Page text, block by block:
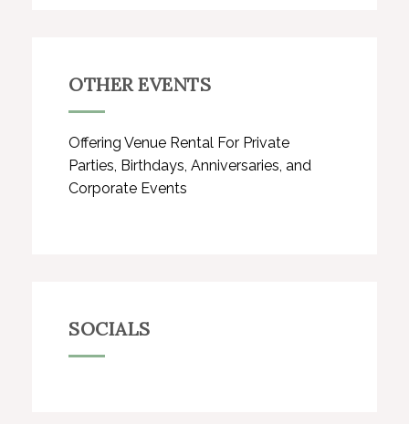
OTHER EVENTS
Offering Venue Rental For Private
Parties, Birthdays, Anniversaries, and
Corporate Events
SOCIALS